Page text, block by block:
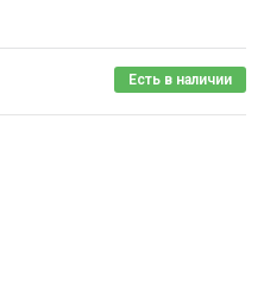
Есть в наличии